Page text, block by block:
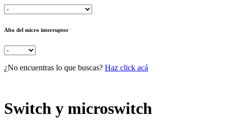
Alto del micro interruptor
¿No encuentras lo que buscas? Haz click acá
Switch y microswitch